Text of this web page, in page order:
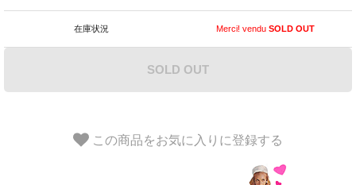
在庫状況 Merci! venduSOLD OUT
SOLD OUT
この商品をお気に入りに登録する